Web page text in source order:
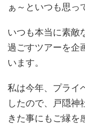
ぁ～といつも思っ
いつも本当に素敵
過ごすツアーを企
います。
私は今年、プライ
したので、戸隠神
きた事にもご縁を